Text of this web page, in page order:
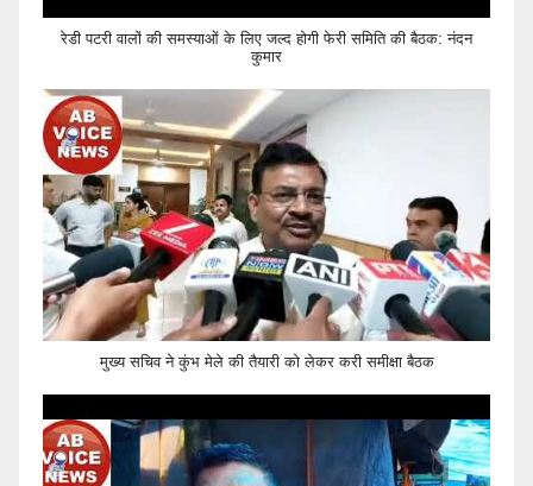
रेडी पटरी वालों की समस्याओं के लिए जल्द होगी फेरी समिति की बैठक: नंदन
कुमार
मुख्य सचिव ने कुंभ मेले की तैयारी को लेकर करी समीक्षा बैठक